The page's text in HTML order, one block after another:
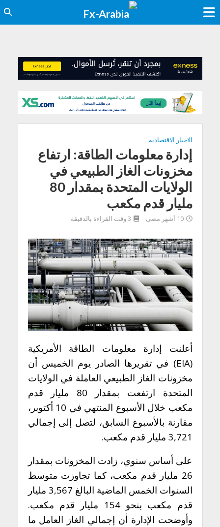
الاخبار الاقتصادية
إدارة معلومات الطاقة: ارتفاع
مخزونات الغاز الطبيعي في
الولايات المتحدة بمقدار 80
مليار قدم مكعب
10 أشهر مضى 3 وقت القراءة بالدقيقة
أعلنت إدارة معلومات الطاقة الأمريكية
(EIA) في تقريرها الصادر يوم الخميس أن
مخزونات الغاز الطبيعي العاملة في الولايات
المتحدة ارتفعت بمقدار 80 مليار قدم
مكعب خلال الأسبوع المنتهي في 10 أكتوبر،
مقارنة بالأسبوع السابق، لتصل إلى إجمالي
3,721 مليار قدم مكعب.
على أساس سنوي، زادت المخزونات بمقدار
26 مليار قدم مكعب، كما تجاوزت متوسط
السنوات الخمس الماضية البالغ 3,567 مليار
قدم مكعب بنحو 154 مليار قدم مكعب.
وأوضحت الإدارة أن إجمالي الغاز العامل ما